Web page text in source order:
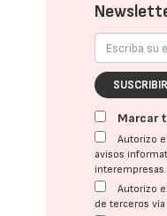
Marcar
Autorizo
avisos
Autorizo
de terceros